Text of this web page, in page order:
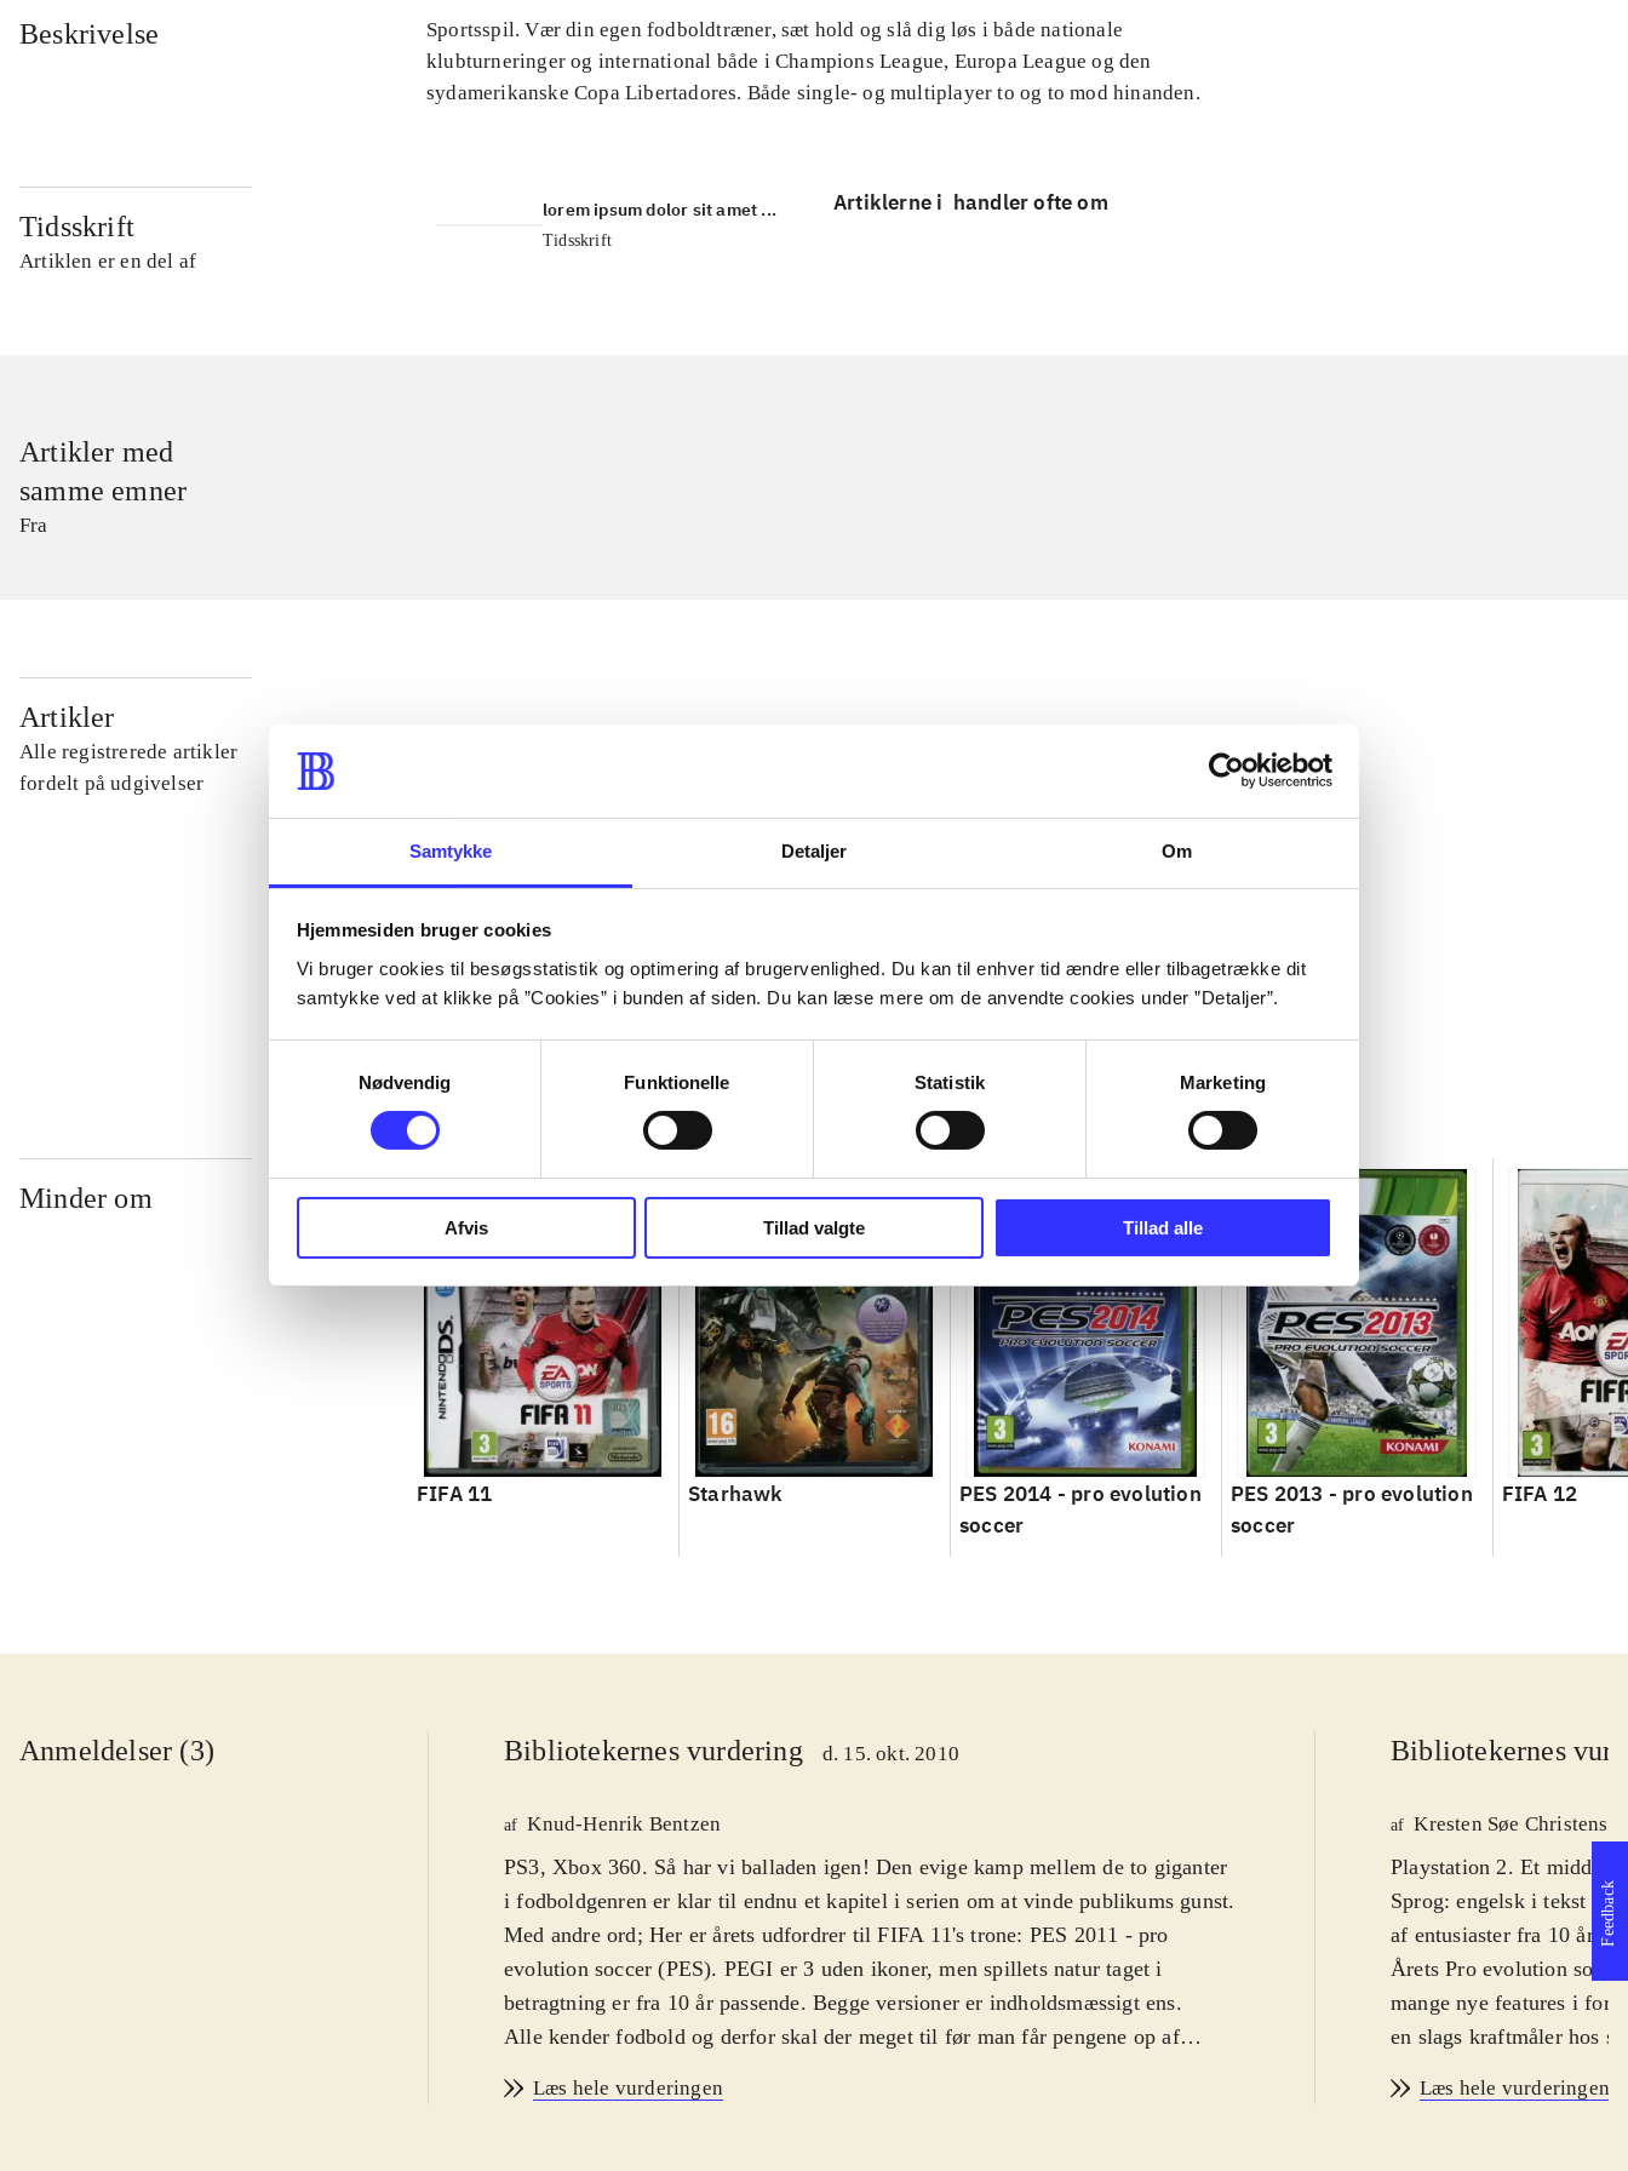
Samtykke Detaljer Om
Hjemmesiden bruger cookies
Vi bruger cookies til besøgsstatistik og optimering af brugervenlighed. Du kan til enhver tid ændre eller tilbagetrække dit
samtykke ved at klikke på ”Cookies” i bunden af siden. Du kan læse mere om de anvendte cookies under ”Detaljer”.
Nødvendig
Funktionelle Statistik Marketing
Afvis Tillad valgte Tillad alle
Beskrivelse
Sportsspil. Vær din egen fodboldtræner, sæt hold og slå dig løs i både nationale
klubturneringer og international både i Champions League, Europa League og den
sydamerikanske Copa Libertadores. Både single- og multiplayer to og to mod hinanden.
Tidsskrift
Artiklen er en del af
lorem ipsum dolor sit amet ...
Tidsskrift
Artiklerne i handler ofte om
Artikler med
samme emner
Fra
Artikler
Alle registrerede artikler
fordelt på udgivelser
...
...
Minder om
FIFA 11 Starhawk
PES 2014 - pro evolution
soccer
PES 2013 - pro evolution
soccer
FIFA 12
Anmeldelser (3) Bibliotekernes vurdering d. 15. okt. 2010
af Knud-Henrik Bentzen
PS3, Xbox 360. Så har vi balladen igen! Den evige kamp mellem de to giganter
i fodboldgenren er klar til endnu et kapitel i serien om at vinde publikums gunst.
Med andre ord; Her er årets udfordrer til FIFA 11's trone: PES 2011 - pro
evolution soccer (PES). PEGI er 3 uden ikoner, men spillets natur taget i
betragtning er fra 10 år passende. Begge versioner er indholdsmæssigt ens.
Alle kender fodbold og derfor skal der meget til før man får pengene op af
efterhånden måttet vige pladsen for FIFA-serien. Nu skal tronen generobres og
Læs hele vurderingen
Bibliotekernes
af Kresten Søe
Playstation 2. Et
Sprog: engelsk i tekst
af entusiaster fra 10 år.
Årets Pro evolution
mange nye features i
en slags kraftmåler hos
intelligens, så man fx
Læs hele vurderingen
Feedback